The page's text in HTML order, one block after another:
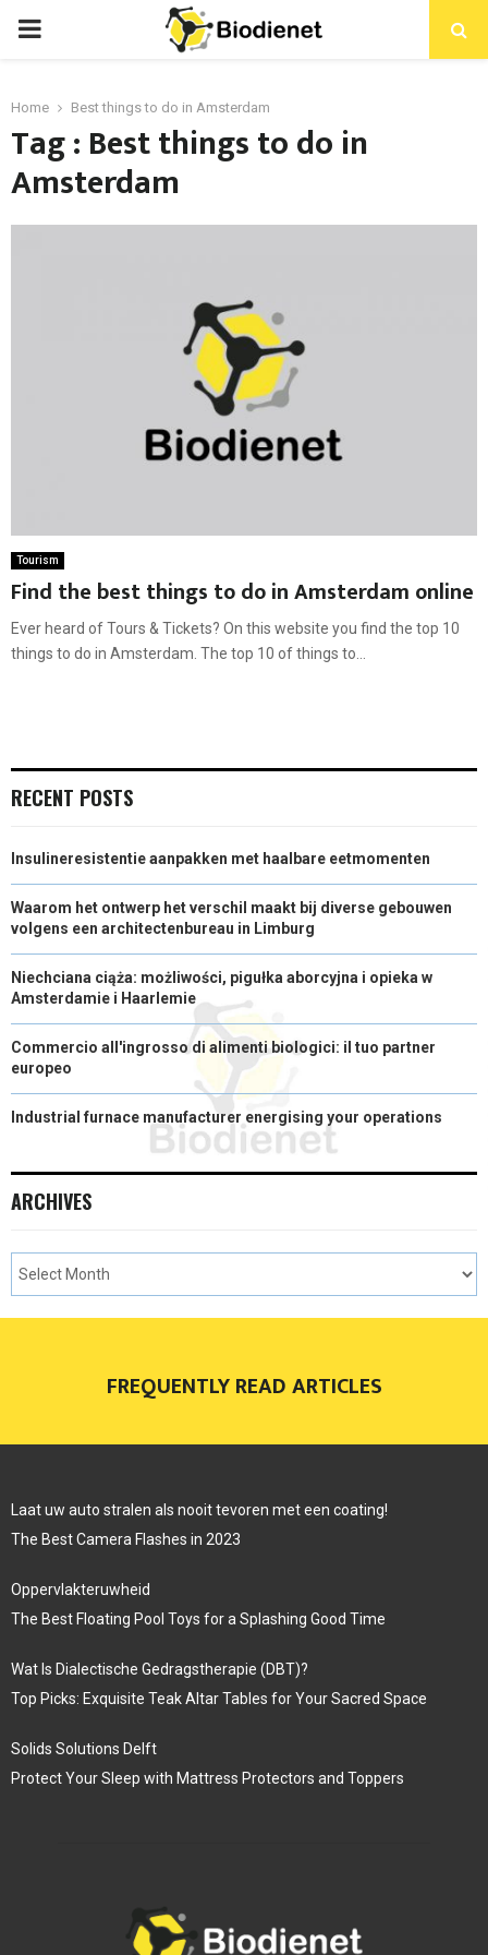
PRIMARY
Home Best things to do in Amsterdam
Tag : Best things to do in
Amsterdam
Tourism
Find the best things to do in Amsterdam online
Ever heard of Tours & Tickets? On this website you find the top 10
things to do in Amsterdam. The top 10 of things to...
RECENT POSTS
Insulineresistentie aanpakken met haalbare eetmomenten
Waarom het ontwerp het verschil maakt bij diverse gebouwen
volgens een architectenbureau in Limburg
Niechciana ciąża: możliwości, pigułka aborcyjna i opieka w
Amsterdamie i Haarlemie
Commercio all'ingrosso di alimenti biologici: il tuo partner
europeo
Industrial furnace manufacturer energising your operations
ARCHIVES
FREQUENTLY READ ARTICLES
Laat uw auto stralen als nooit tevoren met een coating!
The Best Camera Flashes in 2023
Oppervlakteruwheid
The Best Floating Pool Toys for a Splashing Good Time
Wat Is Dialectische Gedragstherapie (DBT)?
Top Picks: Exquisite Teak Altar Tables for Your Sacred Space
Solids Solutions Delft
Protect Your Sleep with Mattress Protectors and Toppers